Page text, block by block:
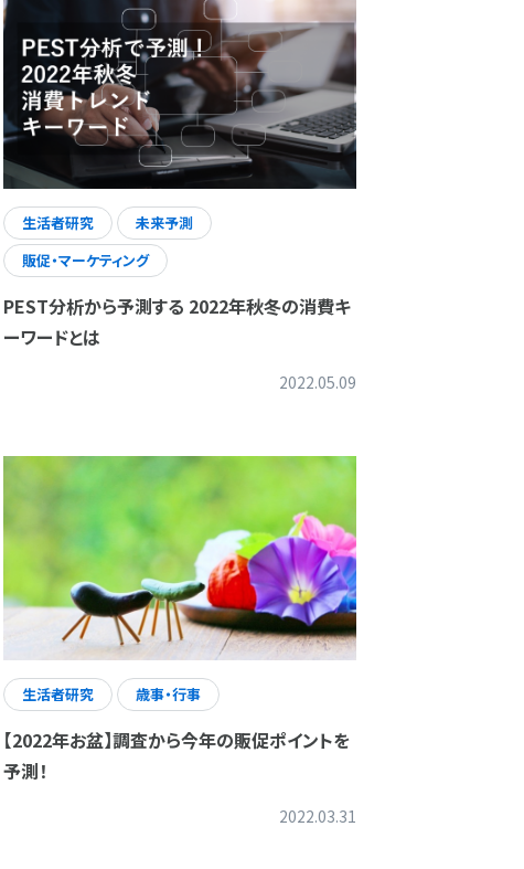
生活者研究
未来予測
販促・マーケティング
PEST分析から予測する 2022年秋冬の消費キ
ーワードとは
2022.05.09
生活者研究 歳事・行事
【2022年お盆】調査から今年の販促ポイントを
予測！
2022.03.31